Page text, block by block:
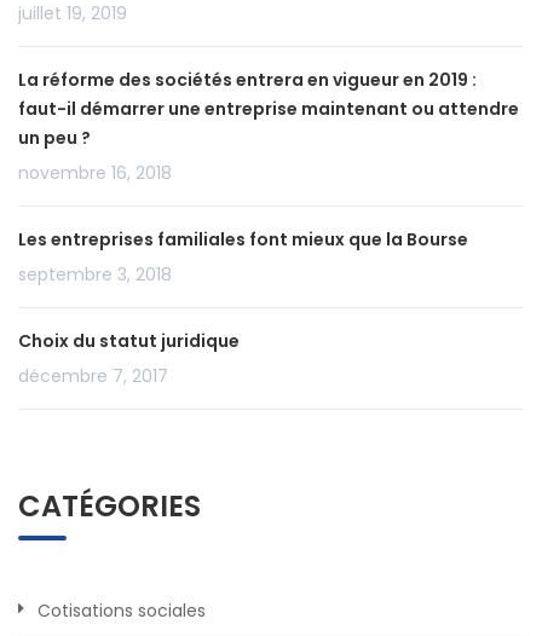
juillet 19, 2019
La réforme des sociétés entrera en vigueur en 2019 :
faut-il démarrer une entreprise maintenant ou attendre
un peu ?
novembre 16, 2018
Les entreprises familiales font mieux que la Bourse
septembre 3, 2018
Choix du statut juridique
décembre 7, 2017
CATÉGORIES
Cotisations sociales